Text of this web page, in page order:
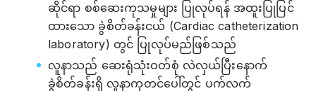
ဆိုင်ရာ စစ်ဆေးကုသမှုများ ပြုလုပ်ရန် အထူးပြုပြင်
ထားသော ခွဲစိတ်ခန်းငယ် (Cardiac catheterization
laboratory) တွင် ပြုလုပ်မည်ဖြစ်သည်
လူနာသည် ဆေးရုံသုံးဝတ်စုံ လဲလှယ်ပြီးနောက်
ခွဲစိတ်ခန်းရှိ လူနာကုတင်ပေါ်တွင် ပက်လက်